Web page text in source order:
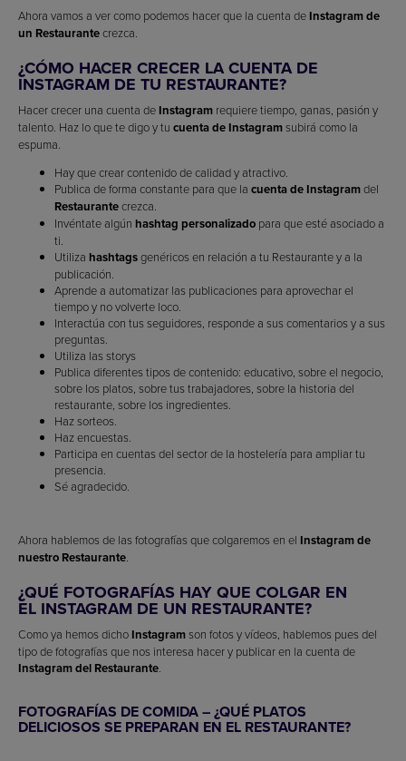
Ahora vamos a ver como podemos hacer que la cuenta de Instagram de
un Restaurantecrezca.
¿CÓMO HACER CRECER LA CUENTA DE
INSTAGRAM DE TU RESTAURANTE?
Hacer crecer una cuenta de Instagram requiere tiempo, ganas, pasión y
talento. Haz lo que te digo y tu cuenta de Instagramsubirá como la
espuma.
Hay que crear contenido de calidad y atractivo.
Publica de forma constante para que la cuenta de Instagramdel
Restaurantecrezca.
Invéntate algún hashtag personalizado para que esté asociado a
ti.
Utiliza hashtagsgenéricos en relación a tu Restaurante y a la
publicación.
Aprende a automatizar las publicaciones para aprovechar el
tiempo y no volverte loco.
Interactúa con tus seguidores, responde a sus comentarios y a sus
preguntas.
Utiliza las storys
Publica diferentes tipos de contenido: educativo, sobre el negocio,
sobre los platos, sobre tus trabajadores, sobre la historia del
restaurante, sobre los ingredientes.
Haz sorteos.
Haz encuestas.
Participa en cuentas del sector de la hostelería para ampliar tu
presencia.
Sé agradecido.
Ahora hablemos de las fotografías que colgaremos en el Instagram de
nuestro Restaurante.
¿QUÉ FOTOGRAFÍAS HAY QUE COLGAR EN
EL INSTAGRAM DE UN RESTAURANTE?
Como ya hemos dicho Instagramson fotos y vídeos, hablemos pues del
tipo de fotografías que nos interesa hacer y publicar en la cuenta de
Instagram del Restaurante.
FOTOGRAFÍAS DE COMIDA – ¿QUÉ PLATOS
DELICIOSOS SE PREPARAN EN EL RESTAURANTE?